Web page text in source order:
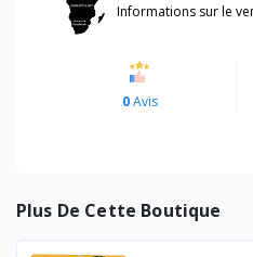
Informations sur le
0Avis
Plus De Cette Boutique